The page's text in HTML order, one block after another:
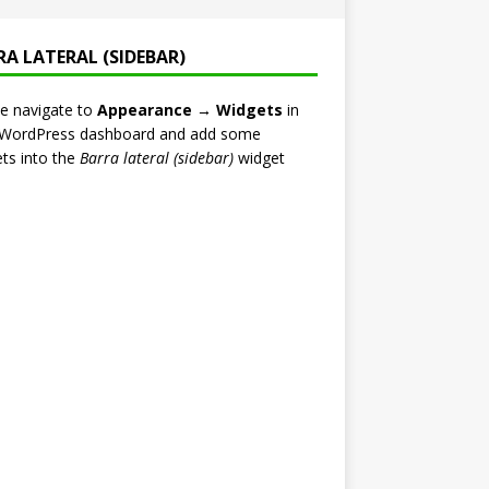
LATERAL (SIDEBAR)
navigate to Appearance → Widgets in
dashboard and add some
into the Barra lateral (sidebar)widget